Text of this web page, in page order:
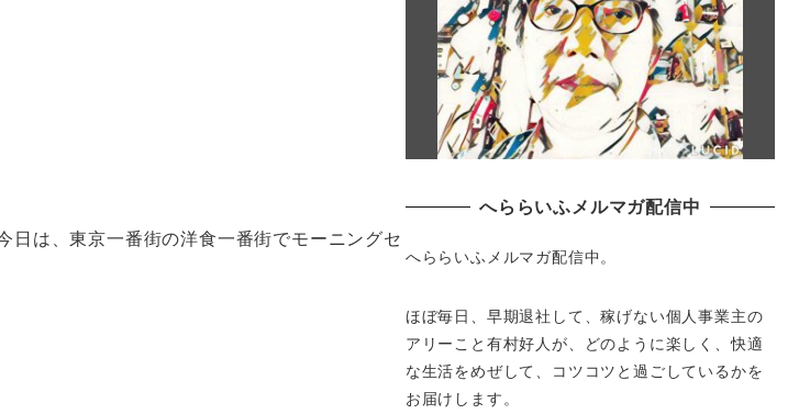
は、東京一番街の洋食一番街でモーニングセ
へららいふメルマガ配信中
へららいふメルマガ配信中。
ほぼ毎日、早期退社して、稼げない個人事業主の
アリーこと有村好人が、どのように楽しく、快適
な生活をめぜして、 コツコツと過ごしているかを
お届けします。